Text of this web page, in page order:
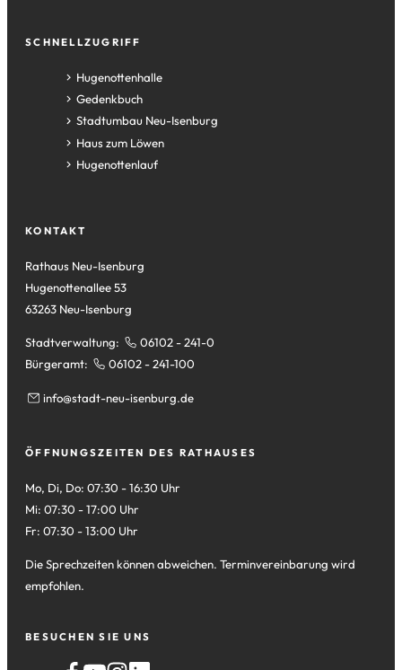
SCHNELLZUGRIFF
Hugenottenhalle
(Öffnet
in
einem
neuen
Tab)
Gedenkbuch
(Öffnet
in
einem
neuen
Stadtumbau Neu-Isenburg
(Öffnet
in
einem
Haus zum Löwen
(Öffnet
in
Tab)
Hugenottenlauf
(Öffnet
neuen
KONTAKT
Rathaus Neu-Isenburg
Hugenottenallee 53
63263 Neu-Isenburg
Stadtverwaltung:
06102 - 241-0
Bürgeramt:
06102 - 241-100
info stadt-neu-isenburg de
ÖFFNUNGSZEITEN DES RATHAUSES
Mo, Di, Do: 07:30 - 16:30 Uhr
Mi: 07:30 - 17:00 Uhr
Fr: 07:30 - 13:00 Uhr
Die Sprechzeiten können abweichen. Terminvereinbarung wird
empfohlen.
BESUCHEN SIE UNS